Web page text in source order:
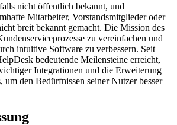
nicht öffentlich bekannt, und
Mitarbeiter, Vorstandsmitglieder oder
breit bekannt gemacht. Die Mission des
zu vereinfachen und
intuitive Software zu verbessern. Seit
bedeutende Meilensteine erreicht,
Integrationen und die Erweiterung
um den Bedürfnissen seiner Nutzer besser